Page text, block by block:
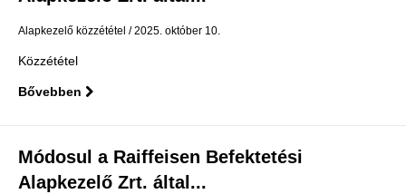
Alapkezelő közzététel 2025. október 10.
Közzététel
Bővebben
Módosul a Raiffeisen Befektetési
Alapkezelő Zrt. által...